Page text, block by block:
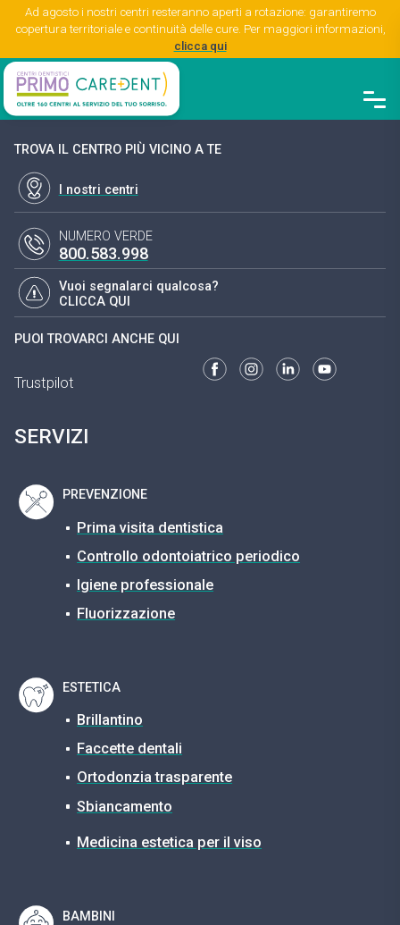
Ad agosto i nostri centri resteranno aperti a rotazione: garantiremo
copertura territoriale e continuità delle cure. Per maggiori informazioni,
clicca qui
TROVA IL CENTRO PIÙ VICINO A TE
I nostri centri
NUMERO VERDE
800.583.998
Vuoi segnalarci qualcosa?
CLICCA QUI
PUOI TROVARCI ANCHE QUI
Trustpilot
SERVIZI
PREVENZIONE
Prima visita dentistica
Controllo odontoiatrico periodico
Igiene professionale
Fluorizzazione
ESTETICA
Brillantino
Faccette dentali
Ortodonzia trasparente
Sbiancamento
Medicina estetica per il viso
BAMBINI